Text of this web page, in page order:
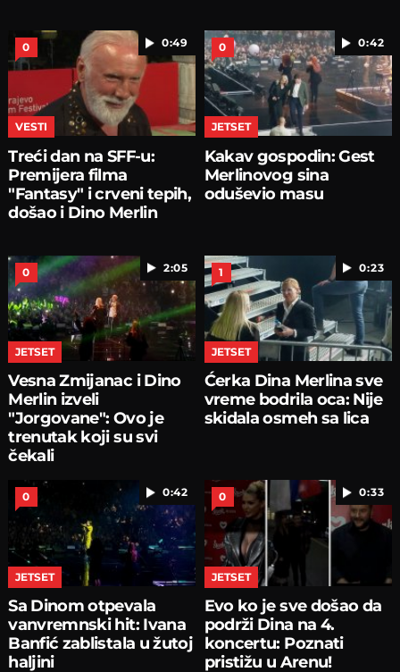
0:49
0
VESTI
Treći dan na SFF-u:
Premijera filma
"Fantasy" i crveni tepih,
došao i Dino Merlin
0:42
0
JETSET
Kakav gospodin: Gest
Merlinovog sina
oduševio masu
2:05
0
JETSET
Vesna Zmijanac i Dino
Merlin izveli
"Jorgovane": Ovo je
trenutak koji su svi
čekali
0:23
1
JETSET
Ćerka Dina Merlina sve
vreme bodrila oca: Nije
skidala osmeh sa lica
0:42
0
JETSET
Sa Dinom otpevala
vanvremnski hit: Ivana
Banfić zablistala u žutoj
haljini
0:33
0
JETSET
Evo ko je sve došao da
podrži Dina na 4.
koncertu: Poznati
pristižu u Arenu!